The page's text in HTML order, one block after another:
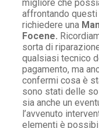
migliore che
affrontando
richiedere una
Focene.
sorta di
qualsiasi tecnico
pagamento, ma
confermi cosa è
sono stati delle
sia anche un
l’avvenuto
elementi è